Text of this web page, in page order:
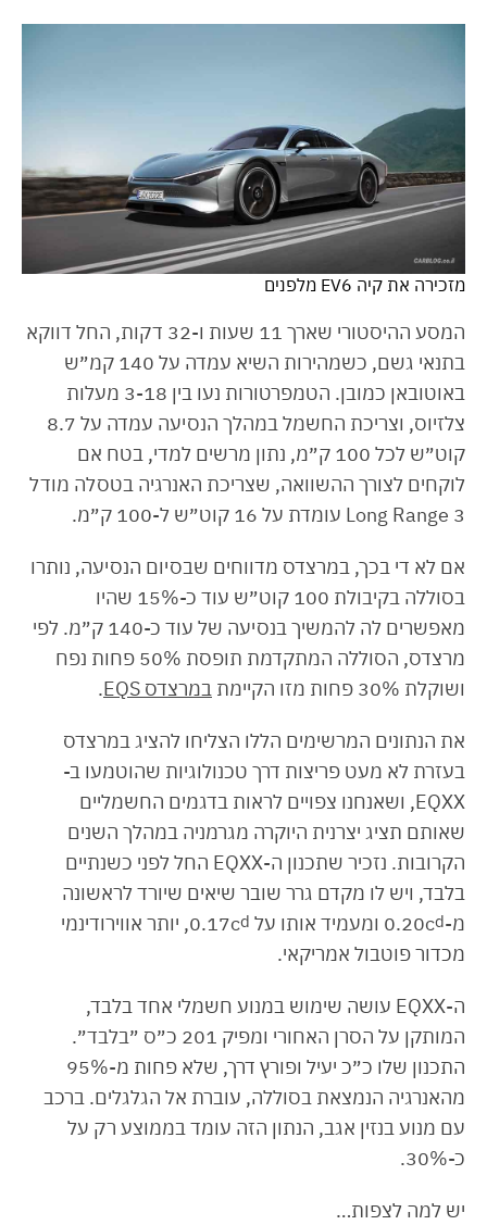
מזכירה את קיה EV6 מלפנים
המסע ההיסטורי שארך 11 שעות ו-32 דקות, החל דווקא
בתנאי גשם, כשמהירות השיא עמדה על 140 קמ״ש
באוטובאן כמובן. הטמפרטורות נעו בין 3-18 מעלות
צלזיוס, וצריכת החשמל במהלך הנסיעה עמדה על 8.7
קוט״ש לכל 100 ק״מ, נתון מרשים למדי, בטח אם
לוקחים לצורך ההשוואה, שצריכת האנרגיה בטסלה מודל
3 Long Range עומדת על 16 קוט״ש ל-100 ק״מ.
אם לא די בכך, במרצדס מדווחים שבסיום הנסיעה, נותרו
בסוללה בקיבולת 100 קוט״ש עוד כ-15% שהיו
מאפשרים לה להמשיך בנסיעה של עוד כ-140 ק״מ. לפי
מרצדס, הסוללה המתקדמת תופסת 50% פחות נפח
ושוקלת 30% פחות מזו הקיימת
במרצדס EQS .
את הנתונים המרשימים הללו הצליחו להציג במרצדס
בעזרת לא מעט פריצות דרך טכנולוגיות שהוטמעו ב-
EQXX, ושאנחנו צפויים לראות בדגמים החשמליים
שאותם תציג יצרנית היוקרה מגרמניה במהלך השנים
הקרובות. נזכיר שתכנון ה-EQXX החל לפני כשנתיים
בלבד, ויש לו מקדם גרר שובר שיאים שיורד לראשונה
מ-0.20cd ומעמיד אותו על 0.17c d
, יותר אווירודינמי
מכדור פוטבול אמריקאי.
ה-EQXX עושה שימוש במנוע חשמלי אחד בלבד,
המותקן על הסרן האחורי ומפיק 201 כ״ס ״בלבד״.
התכנון שלו כ״כ יעיל ופורץ דרך, שלא פחות מ-95%
מהאנרגיה הנמצאת בסוללה, עוברת אל הגלגלים. ברכב
עם מנוע בנזין אגב, הנתון הזה עומד בממוצע רק על
כ-30%.
יש למה לצפות…